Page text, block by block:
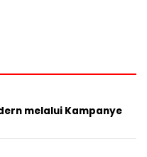
melalui Kampanye